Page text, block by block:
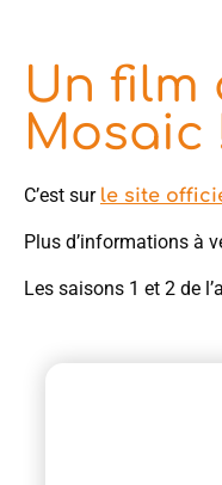
Un film
Mosaic
C’est sur le site
Plus d’informations à
Les saisons 1 et 2 de